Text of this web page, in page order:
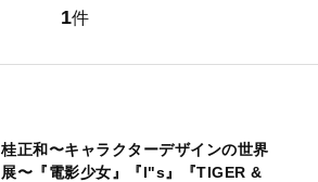
1件
桂正和〜キャラクターデザインの世界
展〜『電影少女』『I"s』『TIGER &